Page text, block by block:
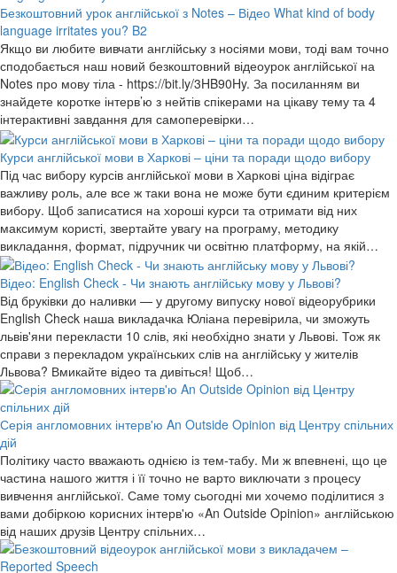
Безкоштовний урок англійської з Notes – Відео What kind of body
language irritates you? B2
Якщо ви любите вивчати англійську з носіями мови, тоді вам точно
сподобається наш новий безкоштовний відеоурок англійської на
Notes про мову тіла - https://bit.ly/3HB90Hy. За посиланням ви
знайдете коротке інтерв’ю з нейтів спікерами на цікаву тему та 4
інтерактивні завдання для самоперевірки…
Курси англійської мови в Харкові – ціни та поради щодо вибору
Під час вибору курсів англійської мови в Харкові ціна відіграє
важливу роль, але все ж таки вона не може бути єдиним критерієм
вибору. Щоб записатися на хороші курси та отримати від них
максимум користі, звертайте увагу на програму, методику
викладання, формат, підручник чи освітню платформу, на якій…
Відео: English Check - Чи знають англійську мову у Львові?
Від бруківки до наливки — у другому випуску нової відеорубрики
English Check наша викладачка Юліана перевірила, чи зможуть
львів'яни перекласти 10 слів, які необхідно знати у Львові. Тож як
справи з перекладом українських слів на англійську у жителів
Львова? Вмикайте відео та дивіться! Щоб…
Серія англомовних інтерв'ю An Outside Opinion від Центру спільних
дій
Політику часто вважають однією із тем-табу. Ми ж впевнені, що це
частина нашого життя і її точно не варто виключати з процесу
вивчення англійської. Саме тому сьогодні ми хочемо поділитися з
вами добіркою корисних інтерв'ю «An Outside Opinion» англійською
від наших друзів Центру спільних…